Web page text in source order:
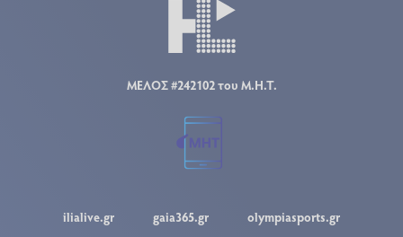
ΜΕΛΟΣ #242102 του Μ.Η.Τ.
ilialive.gr gaia365.gr
olympiasports.gr